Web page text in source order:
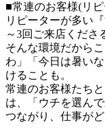
■常連のお客様(リ
リピーターが多い
～3回ご来店くださ
そんな環境だから
わ」「今日は暑い
けることも。
常連のお客様たち
は、「ウチを選ん
つながり、仕事が